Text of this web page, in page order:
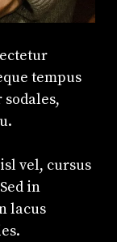
tempus
vel, cursus
in
lacus